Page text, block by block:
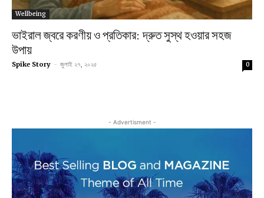
Wellbeing
ভাইরাল জ্বরে করণীয় ও প্রতিকার: দ্রুত সুস্থ হওয়ার সহজ
উপায়
Spike Story - জুলাই ২৭, ২০২৫ 0
- Advertisment -